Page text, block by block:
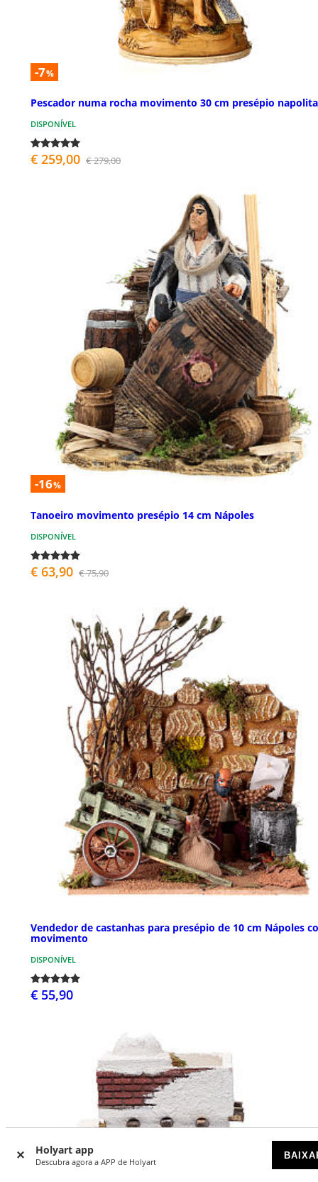
Holyart app
Descubra agora a APP de Holyart
-7%
Pescador numa rocha movimento 30 cm presépio
DISPONÍVEL
€ 259,00 € 279,00
-16%
Tanoeiro movimento presépio 14 cm Nápoles
DISPONÍVEL
€ 63,90 € 75,90
Vendedor de castanhas para presépio de 10 cm Nápoles
movimento
DISPONÍVEL
€ 55,90